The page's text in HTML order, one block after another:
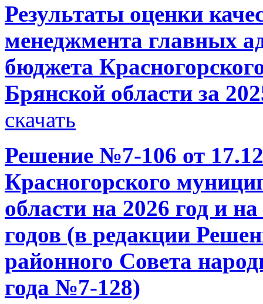
Результаты оценки
менеджмента главных
бюджета
Брянской области за
скачать
Решение №7-106 от
Красногорского
области на 2026 год и
годов (в редакции
районного Совета
года №7-128)